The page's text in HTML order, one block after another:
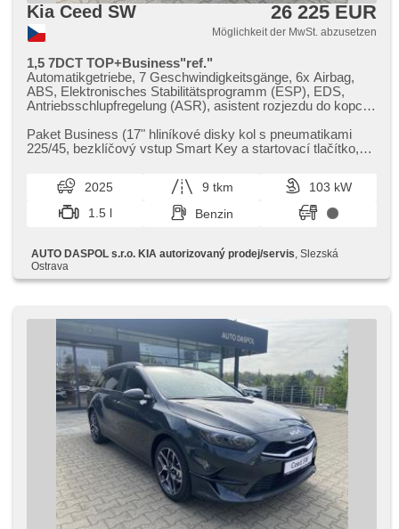
Kia Ceed SW 26 225 EUR
Möglichkeit der MwSt. abzusetzen
1,5 7DCT TOP+Business"ref."
Automatikgetriebe, 7 Geschwindigkeitsgänge, 6x Airbag,
ABS, Elektronisches Stabilitätsprogramm (ESP), EDS,
Antriebsschlupfregelung (ASR), asistent rozjezdu do kopce
Zonen Klimaanlage, Klimaautomatik, Tempomat, täglich
Leuchten, LED denní svícení, Alufelgen, erfüllt 'EURO VI',
senzory zadní, Fahrkamera, bezklíčové startování,
bezklíčové odemykání, Scheibenwischersensor, Lenkrad
einstellbar, beheizte Lenkrad, Beifahrerairbagdeaktivierung,
hands free, Android Auto, Apple CarPlay, bezdrátová
dojezdové rezervní kolo, El. Klappspiegel, El. Spiegel,
starten per Taste, Wegfahrsperre, Zentralverriegelung mit
Funkfernbedienung, isofix, beheizte Sitze, Vorderlichter
Teilbare Rücksitzbank, zadní loketní opěrka,
Heckscheibenwischer, Getönte Scheiben, Garantie
Paket Business (17" hliníkové disky kol s pneumatikami
225/45,​ bezklíčový vstup Smart Key a startovací tlačítko,​
2025 9 tkm
103 kW
1.5 l
Benzin
AUTO DASPOL s.r.o. KIA autorizovaný prodej/servis , Slezská
Ostrava